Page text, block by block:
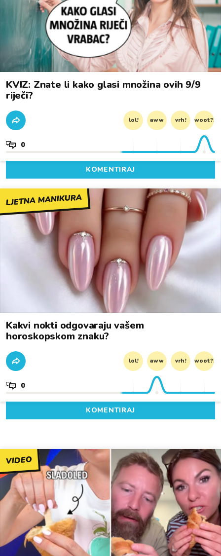
KVIZ: Znate li kako glasi množina ovih 9/9
riječi?
lol! aww vrh! woot?!
0
KOMENTIRAJ
LJETNA MANIKURA
Kakvi nokti odgovaraju vašem
horoskopskom znaku?
lol! aww vrh! woot?!
0
KOMENTIRAJ
VIDEO